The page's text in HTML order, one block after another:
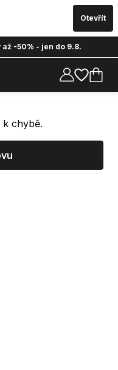
Otevřít
-50% - jen do 9.8.
k chybě.